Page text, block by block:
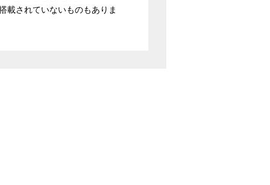
載されていないものもありま